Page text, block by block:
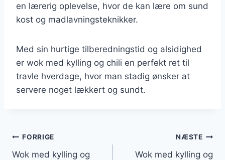
en lærerig oplevelse, hvor de kan lære om sund
kost og madlavningsteknikker.
Med sin hurtige tilberedningstid og alsidighed
er wok med kylling og chili en perfekt ret til
travle hverdage, hvor man stadig ønsker at
servere noget lækkert og sundt.
Indlægsnavigation
FORRIGE
Wok med kylling og
NÆSTE
Wok med kylling og